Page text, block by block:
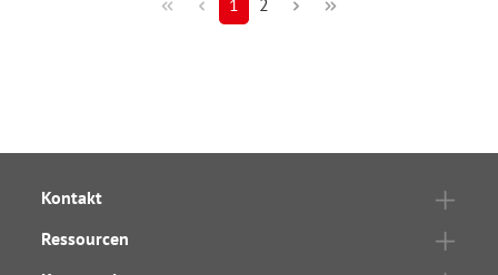
Kontakt
Ressourcen